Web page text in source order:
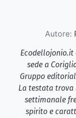
Autore:
Ecodellojonio.it
sede a
Gruppo
La testata trova
settimanale
spirito e